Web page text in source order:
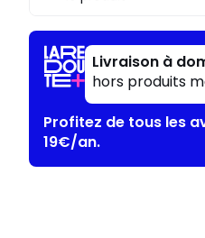
Livraison à
hors produits
Profitez de tous les
19€/an.